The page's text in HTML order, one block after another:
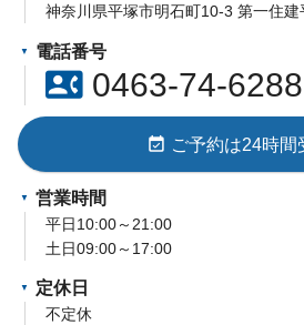
神奈川県平塚市明石町10-3 第一住建
電話番号
contact_phone0463-74-6288
event_available ご予約は24時間
営業時間
平日10:00～21:00
土日09:00～17:00
定休日
不定休